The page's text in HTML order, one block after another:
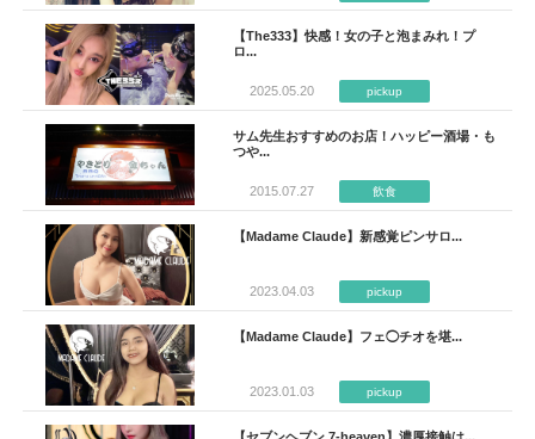
【The333】快感！女の子と泡まみれ！プ
ロ...
2025.05.20 pickup
サム先生おすすめのお店！ハッピー酒場・も
つや...
2015.07.27 飲食
【Madame Claude】新感覚ピンサロ...
2023.04.03 pickup
【Madame Claude】フェ◯チオを堪...
2023.01.03 pickup